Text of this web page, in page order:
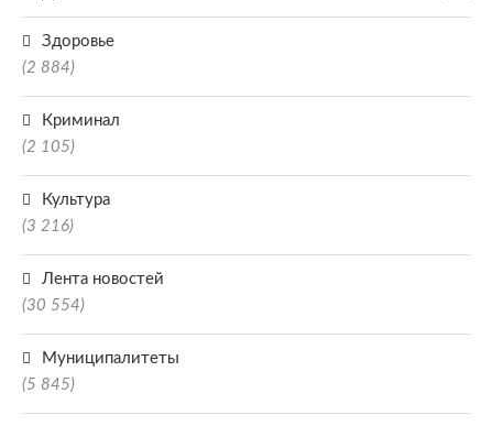
Здоровье
(2 884)
Криминал
(2 105)
Культура
(3 216)
Лента новостей
(30 554)
Муниципалитеты
(5 845)